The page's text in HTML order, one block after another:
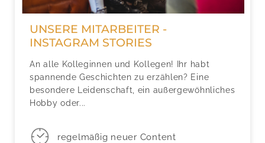
UNSERE MITARBEITER -
INSTAGRAM STORIES
An alle Kolleginnen und Kollegen! Ihr habt
spannende Geschichten zu erzählen? Eine
besondere Leidenschaft, ein außergewöhnliches
Hobby oder...
regelmäßig neuer Content